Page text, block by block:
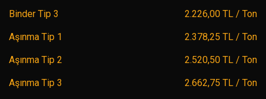
Binder Tip 3 2.226,00 TL / Ton
Aşınma Tip 1 2.378,25 TL / Ton
Aşınma Tip 2 2.520,50 TL / Ton
Aşınma Tip 3 2.662,75 TL / Ton